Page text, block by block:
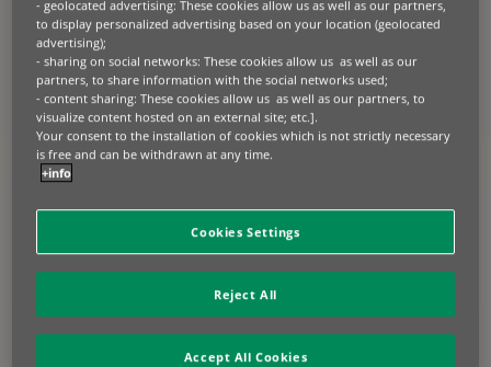
Includere i nostri team nello sviluppo di soluzioni più responsabili e di
lungo termine, ci permette di creare nuove opportunità da tradurre in
azioni.
Scopri come incentiviamo le nostre persone
a dar forma a un futuro migliore.
Scopri di più…
- geolocated advertising: These cookies allow us as well as our partners,
to display personalized advertising based on your location (geolocated
advertising);
- sharing on social networks: These cookies allow us as well as our
partners, to share information with the social networks used;
- content sharing: These cookies allow us as well as our partners, to
visualize content hosted on an external site; etc.].
Your consent to the installation of cookies which is not strictly necessary
is free and can be withdrawn at any time.
+info
Cookies Settings
Reject All
Accept All Cookies